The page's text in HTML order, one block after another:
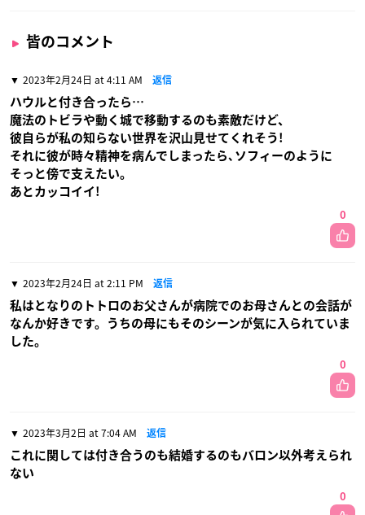
皆のコメント
2023年2月24日 at 4:11 AM 返信
ハウルと付き合ったら…
魔法のトビラや動く城で移動するのも素敵だけど、
彼自らが私の知らない世界を沢山見せてくれそう!
それに彼が時々精神を病んでしまったら､ソフィーのように
そっと傍で支えたい。
あとカッコイイ!
0
2023年2月24日 at 2:11 PM 返信
私はとなりのトトロのお父さんが病院でのお母さんとの会話が
なんか好きです。うちの母にもそのシーンが気に入られていま
した。
0
2023年3月2日 at 7:04 AM 返信
これに関しては付き合うのも結婚するのもバロン以外考えられ
ない
0